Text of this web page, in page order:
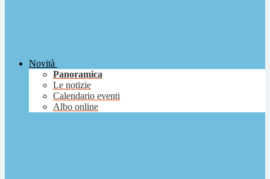
Novità
Panoramica
Le notizie
Calendario eventi
Albo online